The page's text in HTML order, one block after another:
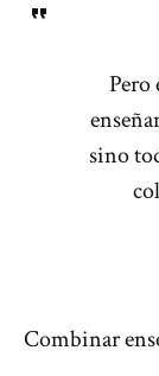
Pero
sino
Combinar